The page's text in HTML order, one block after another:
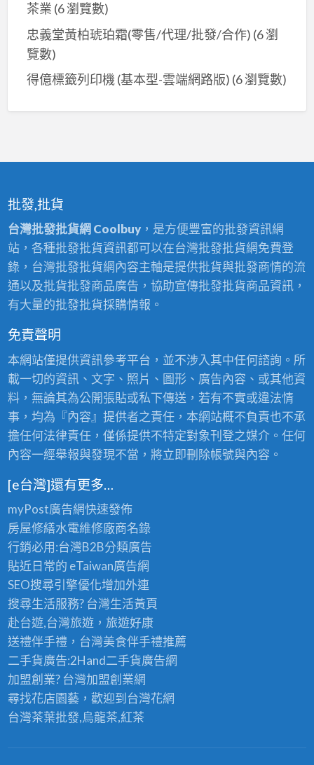
茶業 (6 瀏覽數)
忠義堂黃柏琥珀霜(零售/代理/批發/合作) (6 瀏
覽數)
得億標籤列印機 (基本型-雲端網路版) (6 瀏覽數)
批發,批貨
台灣批發批貨網 Coolbuy，是方便豐富的批發資訊網
站，各種批發批貨資訊都可以在台灣批發批貨網免費登
錄，台灣批發批貨網內容主軸是提供批貨與批發商情的流
通以及批貨批發商品廣告，協助宣傳批發批貨商品資訊，
有大量的批發批貨採購情報。
免責聲明
本網站僅提供資訊參考平台，並不涉入其中任何諮詢。所
載一切的資訊、文字、照片、圖形、廣告內容、或其他資
料，無論其為公開張貼或私下傳送，若有不實或違法情
事，均為『內容』提供者之責任，本網站概不負責也不承
擔任何法律責任，僅係提供不特定對象刊登之媒介。任何
內容一經舉報與發現不當，將立即刪除帳號與內容。
[e台灣]還有更多…
myPost廣告網快速發佈
房屋修繕水電維修廠商名錄
行銷必用:台灣B2B分類廣告
貼近日常的 eTaiwan廣告網
SEO搜尋引擎優化增加外連
搜尋生活服務? 台灣生活黃頁
赴台遊,台灣旅遊，旅遊好康
送禮伴手禮，台灣美食伴手禮推薦
二手貨廣告:2Hand二手貨廣告網
加盟創業? 台灣加盟創業網
尋找花店園藝，歡迎到 台灣花網
台灣茶葉批發,烏龍茶,紅茶